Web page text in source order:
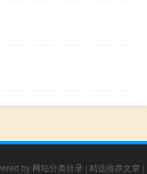
by 网站分类目录 | 精选推荐文章 |